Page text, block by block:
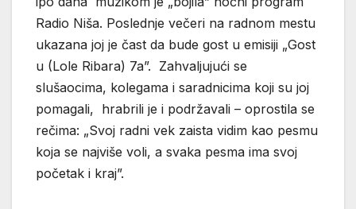
Radio Niša. Poslednje večeri na radnom mestu
ukazana joj je čast da bude gost u emisiji „Gost
u (Lole Ribara) 7a”. Zahvaljujući se
slušaocima, kolegama i saradnicima koji su joj
pomagali, hrabrili je i podržavali – oprostila se
rečima: „Svoj radni vek zaista vidim kao pesmu
koja se najviše voli, a svaka pesma ima svoj
početak i kraj”.